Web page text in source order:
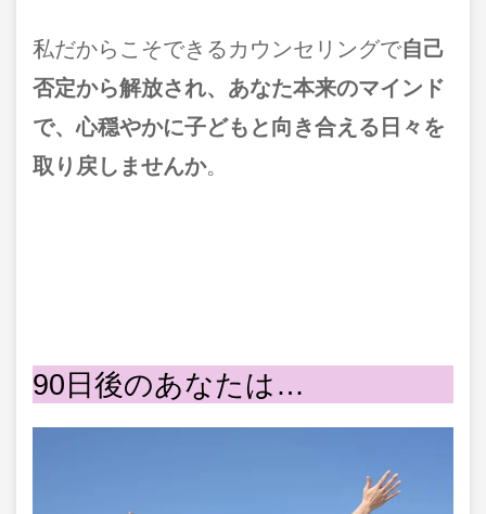
私だからこそできるカウンセリングで自己
否定から解放され、あなた本来のマインド
で、心穏やかに子どもと向き合える日々を
取り戻しませんか。
90日後のあなたは…